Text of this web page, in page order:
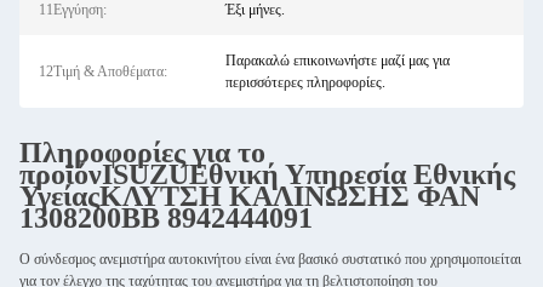
11Εγγύηση: Έξι μήνες.
12Τιμή & Αποθέματα:
Παρακαλώ επικοινωνήστε μαζί μας για
περισσότερες πληροφορίες.
Πληροφορίες για το
προϊόνISUZUΕθνική Υπηρεσία Εθνικής
ΥγείαςΚΛΥΤΣΗ ΚΑΛΙΝΩΣΗΣ ΦΑΝ
1308200BB 8942444091
Ο σύνδεσμος ανεμιστήρα αυτοκινήτου είναι ένα βασικό συστατικό που χρησιμοποιείται
για τον έλεγχο της ταχύτητας του ανεμιστήρα για τη βελτιστοποίηση του